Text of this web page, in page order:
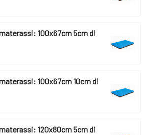
100x67cm 5cm di
100x67cm 10cm di
120x80cm 5cm di